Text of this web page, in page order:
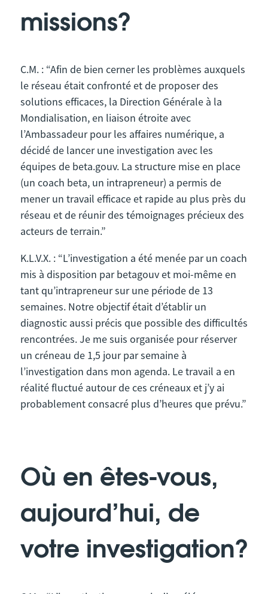
missions?
C.M. : “Afin de bien cerner les problèmes auxquels
le réseau était confronté et de proposer des
solutions efficaces, la Direction Générale à la
Mondialisation, en liaison étroite avec
l’Ambassadeur pour les affaires numérique, a
décidé de lancer une investigation avec les
équipes de beta.gouv. La structure mise en place
(un coach beta, un intrapreneur) a permis de
mener un travail efficace et rapide au plus près du
réseau et de réunir des témoignages précieux des
acteurs de terrain.”
K.L.V.X. : “L’investigation a été menée par un coach
mis à disposition par betagouv et moi-même en
tant qu’intrapreneur sur une période de 13
semaines. Notre objectif était d’établir un
diagnostic aussi précis que possible des difficultés
rencontrées. Je me suis organisée pour réserver
un créneau de 1,5 jour par semaine à
l’investigation dans mon agenda. Le travail a en
réalité fluctué autour de ces créneaux et j’y ai
probablement consacré plus d’heures que prévu.”
Où en êtes-vous,
aujourd’hui, de
votre investigation?